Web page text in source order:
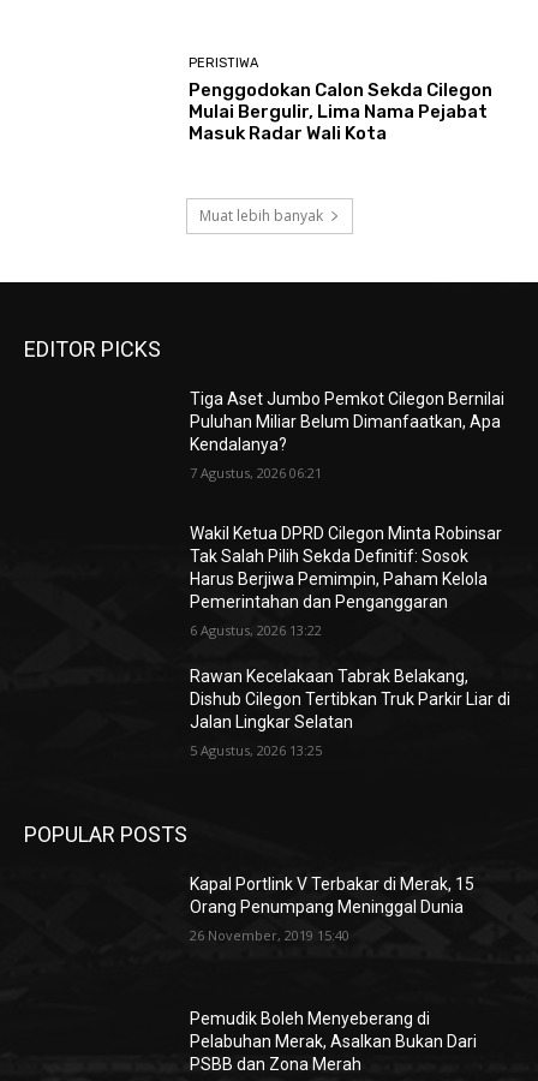
PERISTIWA
Penggodokan Calon Sekda Cilegon
Mulai Bergulir, Lima Nama Pejabat
Masuk Radar Wali Kota
Muat lebih banyak
EDITOR PICKS
Tiga Aset Jumbo Pemkot Cilegon Bernilai
Puluhan Miliar Belum Dimanfaatkan, Apa
Kendalanya?
7 Agustus, 2026 06:21
Wakil Ketua DPRD Cilegon Minta Robinsar
Tak Salah Pilih Sekda Definitif: Sosok
Harus Berjiwa Pemimpin, Paham Kelola
Pemerintahan dan Penganggaran
6 Agustus, 2026 13:22
Rawan Kecelakaan Tabrak Belakang,
Dishub Cilegon Tertibkan Truk Parkir Liar di
Jalan Lingkar Selatan
5 Agustus, 2026 13:25
POPULAR POSTS
Kapal Portlink V Terbakar di Merak, 15
Orang Penumpang Meninggal Dunia
26 November, 2019 15:40
Pemudik Boleh Menyeberang di
Pelabuhan Merak, Asalkan Bukan Dari
PSBB dan Zona Merah